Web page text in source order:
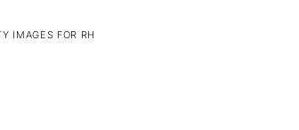
IMAGES FOR RH